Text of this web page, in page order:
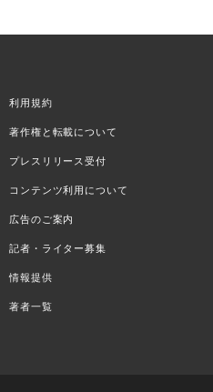
利用規約
著作権と転載について
プレスリリース受付
コンテンツ利用について
広告のご案内
記者・ライター募集
情報提供
著者一覧